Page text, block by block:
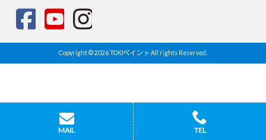
Copyright © 2026 TOKIペイント All rights Reserved.
MAIL TEL